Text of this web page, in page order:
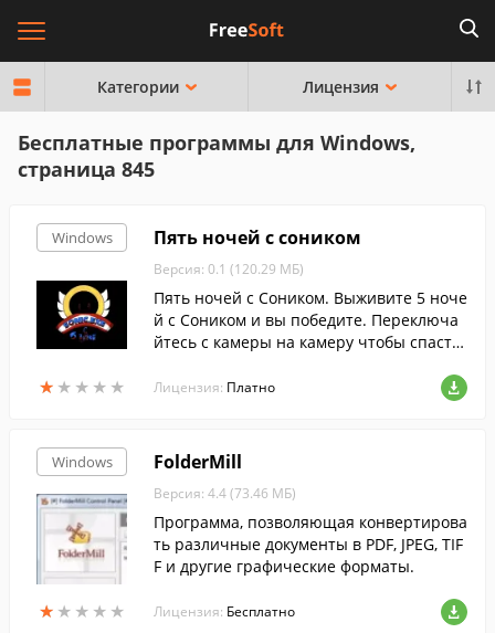
Категории Лицензия
Бесплатные программы для Windows,
страница 845
Windows
★ ★ ★ ★ ★
★ ★ ★ ★ ★
Пять ночей с соником
Версия: 0.1 (120.29 МБ)
Пять ночей с Соником. Выживите 5 ноче
й с Соником и вы победите. Переключа
йтесь с камеры на камеру чтобы спасти
Лицензия: Платно
Windows
★ ★ ★ ★ ★
★ ★ ★ ★ ★
FolderMill
Версия: 4.4 (73.46 МБ)
Программа, позволяющая конвертирова
ть различные документы в PDF, JPEG, TIF
F и другие графические форматы.
Лицензия: Бесплатно